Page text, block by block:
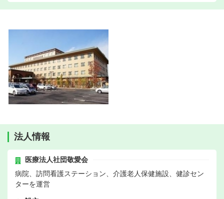
法人情報
医療法人社団敬愛会
病院、訪問看護ステーション、介護老人保健施設、健診セン
ターを運営